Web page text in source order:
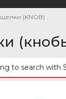
(KNOB)
to search with